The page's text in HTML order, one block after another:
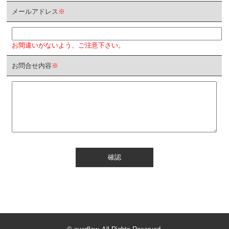
メールアドレス ※
お間違いがないよう、ご注意下さい。
お問合せ内容 ※
確認